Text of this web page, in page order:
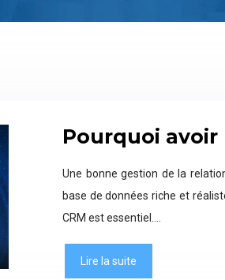
Pourquoi avoir
Une bonne gestion de la
base de données riche et
CRM est essentiel….
Lire la suite